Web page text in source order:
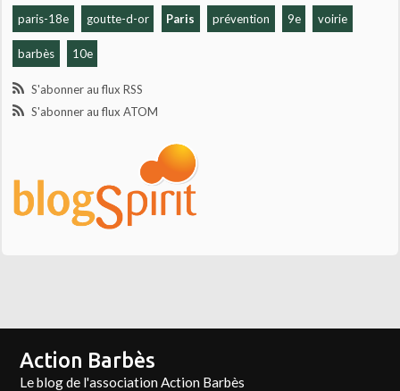
paris-18e goutte-d-or Paris prévention 9e voirie
barbès 10e
S'abonner au flux RSS
S'abonner au flux ATOM
Action Barbès
Le blog de l'association Action Barbès